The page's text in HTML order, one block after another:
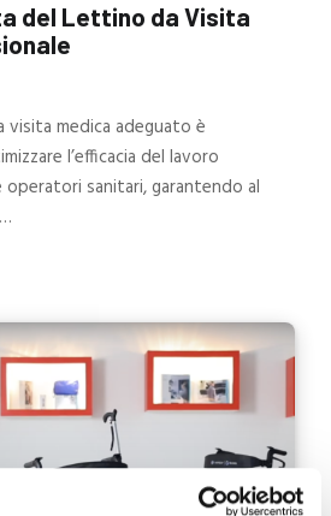
del Lettino da Visita
medica adeguato è
l’efficacia del lavoro
sanitari, garantendo al